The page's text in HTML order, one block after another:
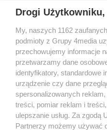
Reklama Kontakt
Regulamin
Zapisz się
Dołącz do grona ludzi
Drogi Użytkowniku,
My, naszych 1162
podmioty z Grupy 4media
przechowujemy informacje
przetwarzamy dane
identyfikatory, standardowe
urządzenie czy dane
spersonalizowanych
treści, pomiar reklam i
ulepszanie usług. Za zgodą
Partnerzy możemy używać